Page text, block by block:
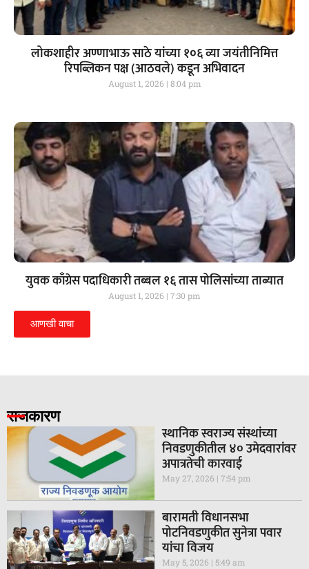
लोकशाहीर अण्णाभाऊ साठे यांच्या १०६ व्या जयंतीनिमित्त
रिपब्लिकन पक्ष (आठवले) कडून अभिवादन
August 1, 2026 8:04 pm
युवक काँग्रेस पदाधिकारी तब्बल १६ तास पोलिसांच्या ताब्यात
August 1, 2026 7:30 pm
आणखी वाचा
राजकारण
स्थानिक स्वराज्य संस्थांच्या
निवडणुकीतील ४० उमेदवारांवर
अपात्रतेची कारवाई
May 27, 2026 7:54 pm
बारामती विधानसभा
पोटनिवडणुकीत सुनेत्रा पवार
यांचा विजय
May 5, 2026 5:49 am